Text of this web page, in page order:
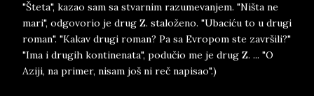
"Šteta", kazao sam sa stvarnim razumevanjem. "Ništa ne
mari", odgovorio je drug Z. staloženo. "Ubaciću to u drugi
roman". "Kakav drugi roman? Pa sa Evropom ste završili?"
"Ima i drugih kontinenata", podučio me je drug Z. ... "O
Aziji, na primer, nisam još ni reč napisao".)